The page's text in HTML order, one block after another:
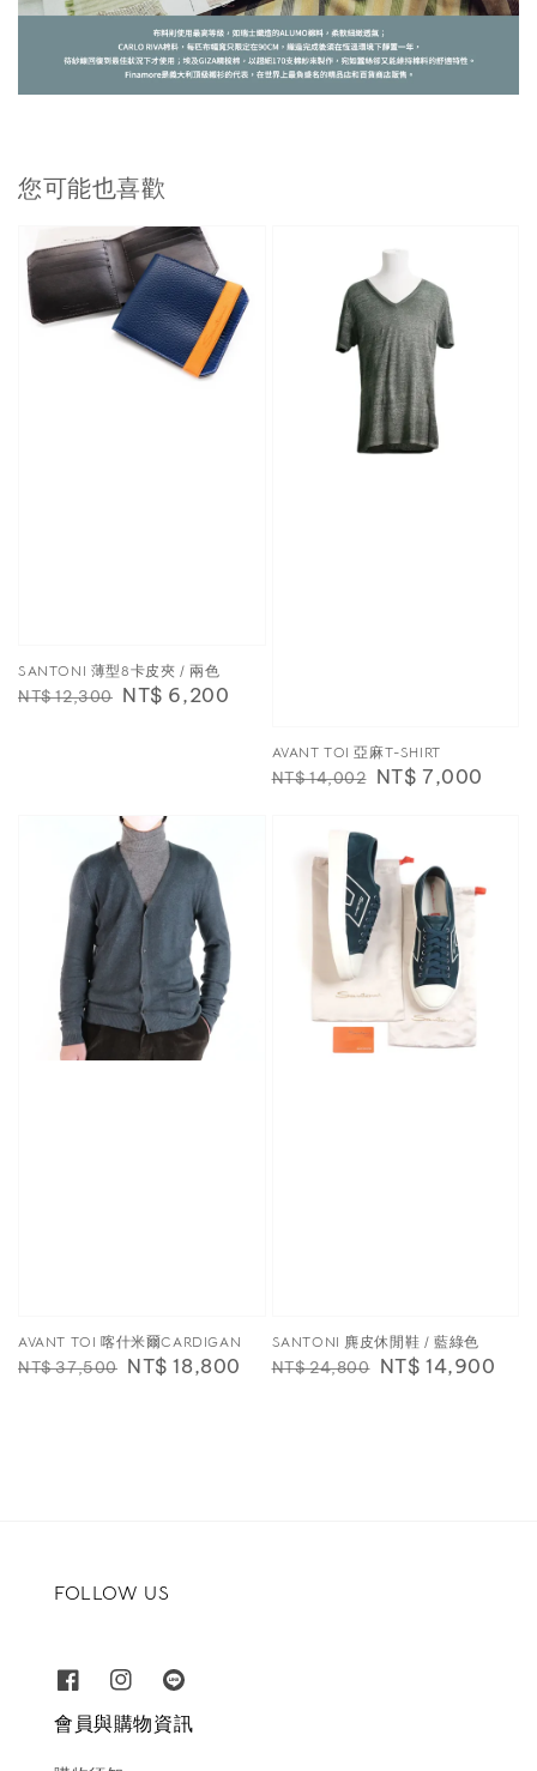
您可能也喜歡
SANTONI 薄型8卡皮夾 / 兩色
Regular
NT$ 12,300 Sale
NT$ 6,200
AVANT TOI 亞麻T-SHIRT
Regular
NT$ 14,002 Sale
NT$ 7,000
AVANT TOI 喀什米爾CARDIGAN
Regular
NT$ 37,500 Sale
NT$ 18,800
SANTONI 麂皮休閒鞋 / 藍綠色
Regular
NT$ 24,800 Sale
NT$ 14,900
FOLLOW US
會員與購物資訊